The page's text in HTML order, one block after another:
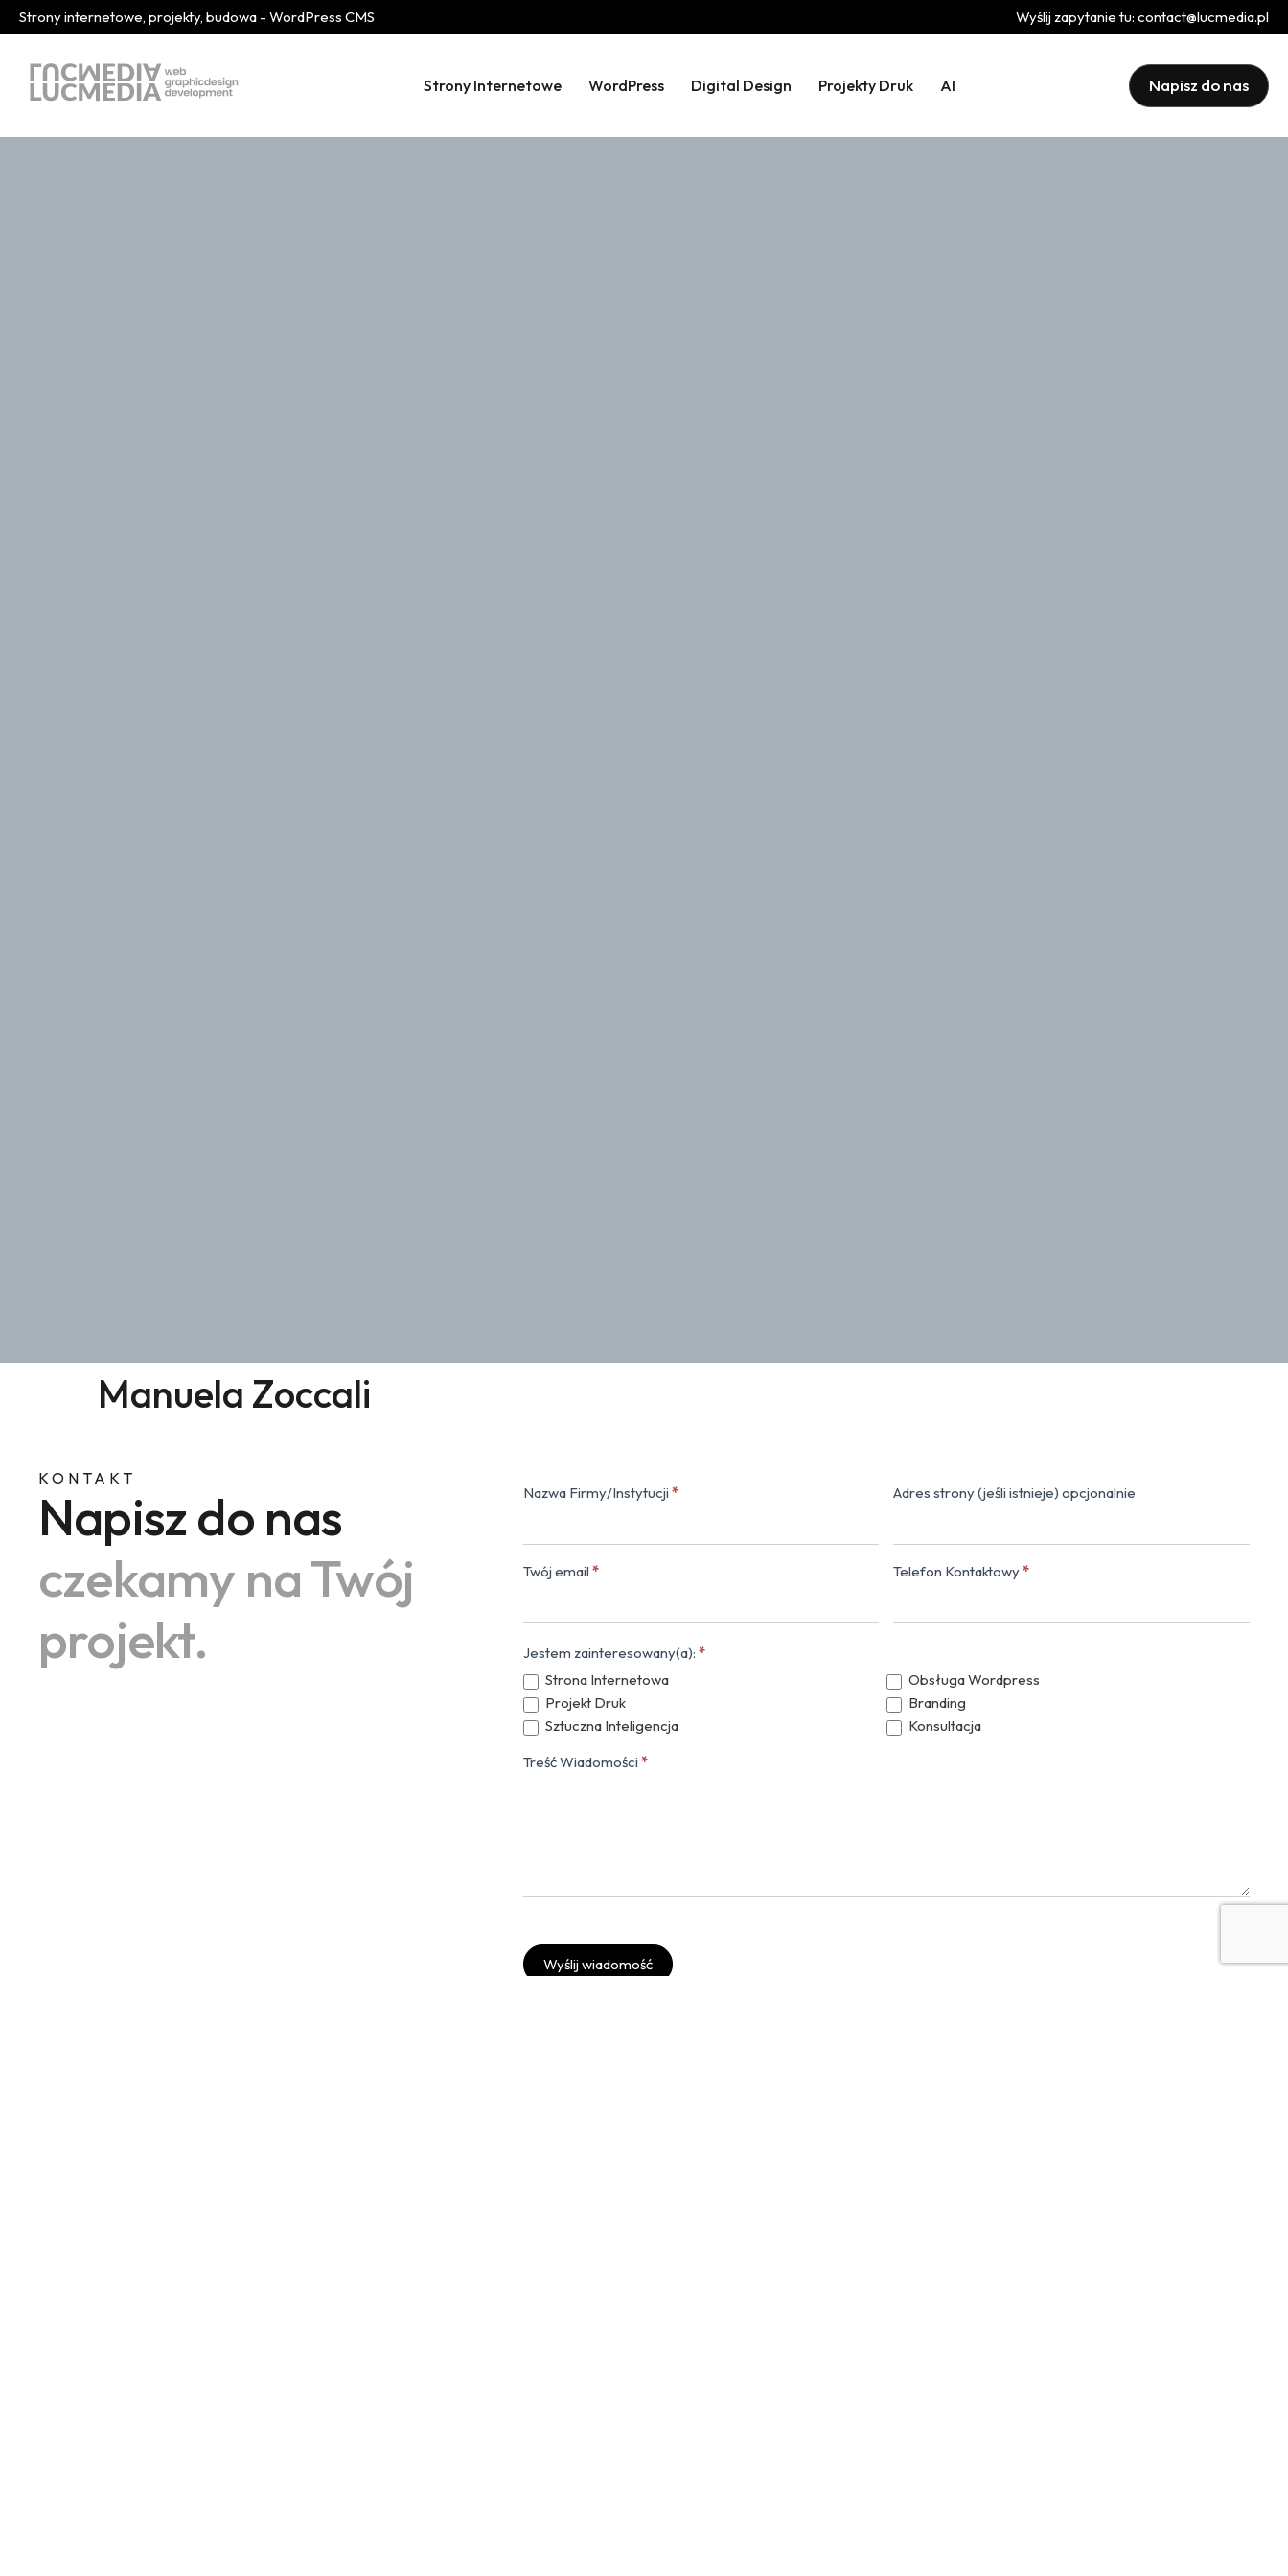
Strony internetowe, projekty, budowa - WordPress CMS Wyślij zapytanie tu: contact@lucmedia.pl
Strony Internetowe WordPress Digital Design Projekty Druk AI Napisz do nas
Manuela Zoccali
KONTAKT
Napisz do nas
czekamy na Twój
projekt.
Kontakt
Nazwa Firmy/Instytucji * Adres strony (jeśli istnieje) opcjonalnie
Twój email * Telefon Kontaktowy*
Jestem zainteresowany(a): *
Strona Internetowa
Obsługa Wordpress
Projekt Druk
Branding
Sztuczna Inteligencja
Konsultacja
Treść Wiadomości *
Wyślij wiadomość